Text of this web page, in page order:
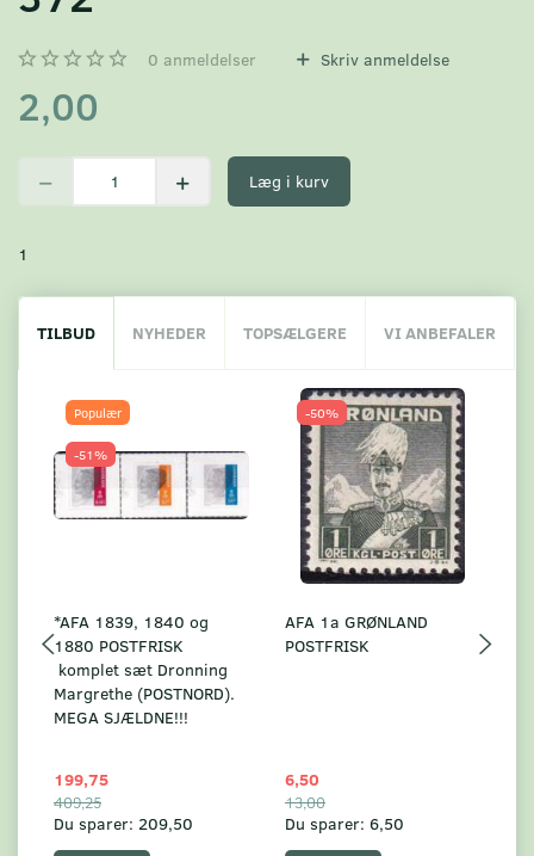
0 anmeldelser Skriv anmeldelse
2,00
Læg i kurv
1
TILBUD NYHEDER TOPSÆLGERE VI ANBEFALER
Populær
-51%
*AFA 1839, 1840 og
1880 POSTFRISK
komplet sæt Dronning
Margrethe (POSTNORD).
MEGA SJÆLDNE!!!
199,75
409,25
Du sparer: 209,50
-50%
AFA 1a GRØNLAND
POSTFRISK
6,50
13,00
Du sparer: 6,50